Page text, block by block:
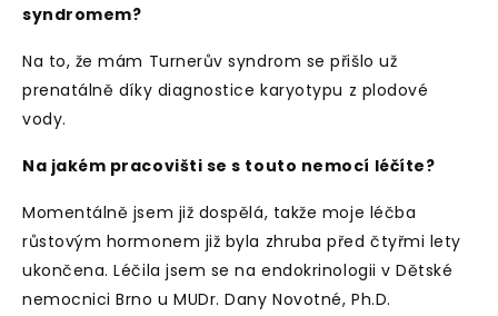
syndromem?
Na to, že mám Turnerův syndrom se přišlo už
prenatálně díky diagnostice karyotypu z plodové
vody.
Na jakém pracovišti se s touto nemocí léčíte?
Momentálně jsem již dospělá, takže moje léčba
růstovým hormonem již byla zhruba před čtyřmi lety
ukončena. Léčila jsem se na endokrinologii v Dětské
nemocnici Brno u MUDr. Dany Novotné, Ph.D.